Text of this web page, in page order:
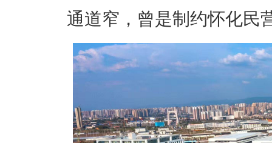
通道窄，曾是制约怀化民